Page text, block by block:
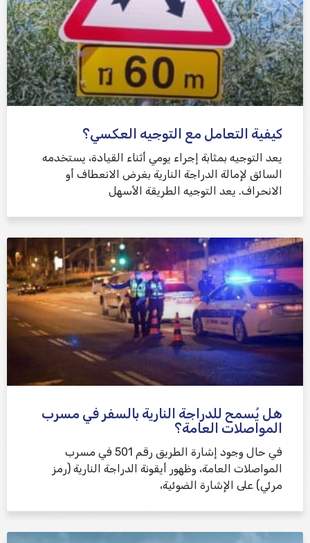
كيفية التعامل مع التوجيه العكسي؟
يعد التوجيه بمثابة إجراء يومي أثناء القيادة، يستخدمه
السائق لإمالة الدراجة النارية بغرض الانعطاف أو
الانحراف. يعد التوجيه الطريقة الأسهل
هل يُسمح للدراجة النارية بالسفر في مسرب
المواصلات العامة؟
في حال وجود إشارة الطريق رقم 501 في مسرب
المواصلات العامة، وظهور أيقونة الدراجة النارية (رمز
مرئي) على الإشارة الضوئية،